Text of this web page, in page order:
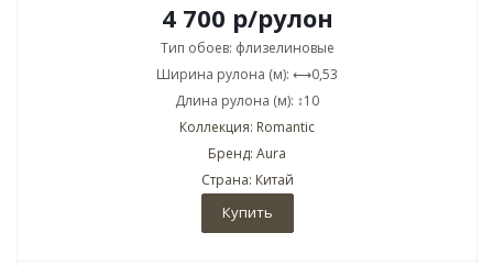
4 700 р/рулон
Тип обоев: флизелиновые
Ширина рулона (м): ⟷0,53
Длина рулона (м): ↕10
Коллекция: Romantic
Бренд: Aura
Страна: Китай
Купить